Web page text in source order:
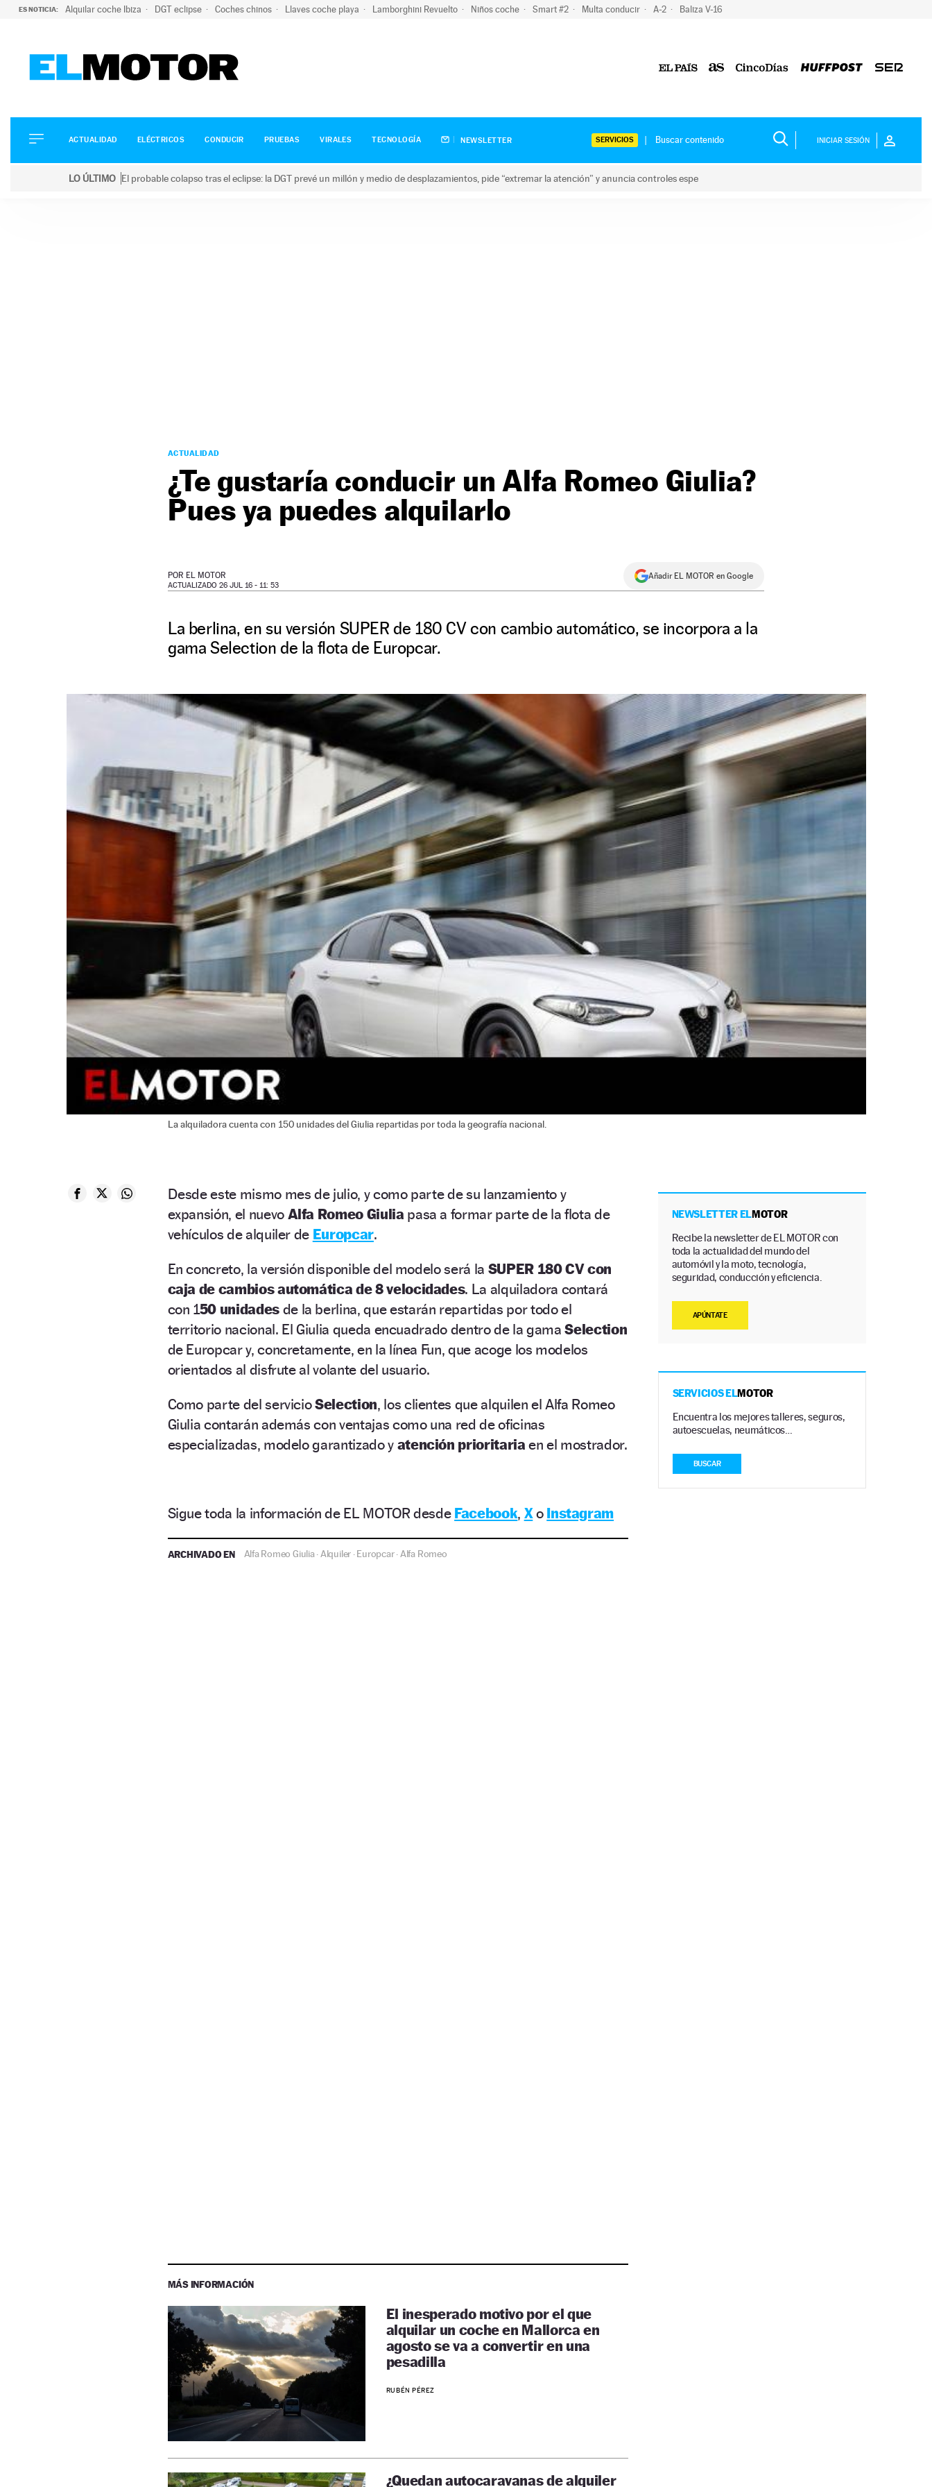
ES NOTICIA: Alquilar coche Ibiza DGT eclipse Coches chinos Llaves coche playa Lamborghini Revuelto Niños coche Smart #2 Multa conducir A-2 Baliza V-16
ELÉCTRICOS
CONDUCIR
ACTUALIDAD ELÉCTRICOS CONDUCIR PRUEBAS VIRALES TECNOLOGÍA NEWSLETTER SERVICIOS INICIAR SESIÓN
LO ÚLTIMO El probable colapso tras el eclipse: la DGT prevé un millón y medio de desplazamientos, pide “extremar la atención” y anuncia controles espe
ACTUALIDAD
¿Te gustaría conducir un Alfa Romeo Giulia?
Pues ya puedes alquilarlo
POR EL MOTOR
ACTUALIZADO 26 JUL 16 - 11: 53
Añadir EL MOTOR en Google
La berlina, en su versión SUPER de 180 CV con cambio automático, se incorpora a la
gama Selection de la flota de Europcar.
La alquiladora cuenta con 150 unidades del Giulia repartidas por toda la geografía nacional.
Desde este mismo mes de julio, y como parte de su lanzamiento y
expansión, el nuevo Alfa Romeo Giulia pasa a formar parte de la flota de
vehículos de alquiler de Europcar.
En concreto, la versión disponible del modelo será la SUPER 180 CV con
caja de cambios automática de 8 velocidades. La alquiladora contará
con 150 unidadesde la berlina, que estarán repartidas por todo el
territorio nacional. El Giulia queda encuadrado dentro de la gamaSelection
de Europcar y, concretamente, en la línea Fun, que acoge los modelos
orientados al disfrute al volante del usuario.
Como parte del servicioSelection, los clientes que alquilen el Alfa Romeo
Giulia contarán además con ventajas como una red de oficinas
especializadas, modelo garantizado y atención prioritaria en el mostrador.
Sigue toda la información de EL MOTOR desde Facebook, Xo Instagram
ARCHIVADO EN Alfa Romeo Giulia· Alquiler ·Europcar· Alfa Romeo
MÁS INFORMACIÓN
El inesperado motivo por el que
alquilar un coche en Mallorca en
agosto se va a convertir en una
pesadilla
RUBÉN PÉREZ
¿Quedan autocaravanas de alquiler
NEWSLETTER ELMOTOR
Recibe la newsletter de EL MOTOR con
toda la actualidad del mundo del
automóvil y la moto, tecnología,
seguridad, conducción y eficiencia.
APÚNTATE
SERVICIOS ELMOTOR
Encuentra los mejores talleres, seguros,
autoescuelas, neumáticos…
BUSCAR